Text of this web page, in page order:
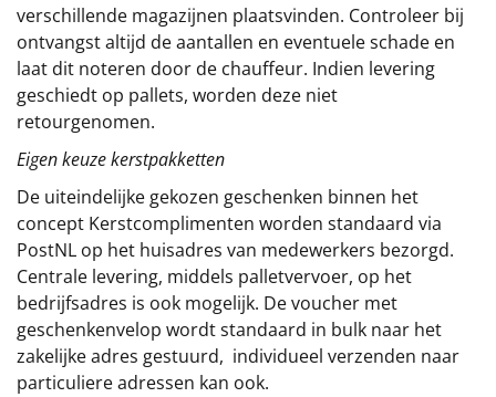
verschillende magazijnen plaatsvinden. Controleer bij
ontvangst altijd de aantallen en eventuele schade en
laat dit noteren door de chauffeur. Indien levering
geschiedt op pallets, worden deze niet
retourgenomen.
Eigen keuze kerstpakketten
De uiteindelijke gekozen geschenken binnen het
concept Kerstcomplimenten worden standaard via
PostNL op het huisadres van medewerkers bezorgd.
Centrale levering, middels palletvervoer, op het
bedrijfsadres is ook mogelijk. De voucher met
geschenkenvelop wordt standaard in bulk naar het
zakelijke adres gestuurd, individueel verzenden naar
particuliere adressen kan ook.